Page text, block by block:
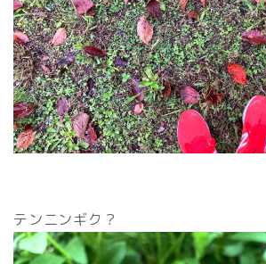
テンニンギク？